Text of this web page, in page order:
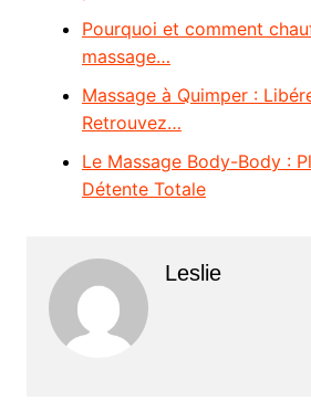
Pourquoi et comment
massage…
Massage à Quimper :
Retrouvez…
Le Massage Body-Body :
Détente Totale
Leslie